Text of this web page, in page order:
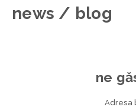
news / blog
ne
Adresa